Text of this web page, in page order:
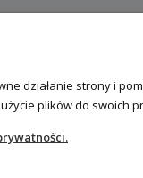
Zwroty i
działanie strony i
plików do swoich